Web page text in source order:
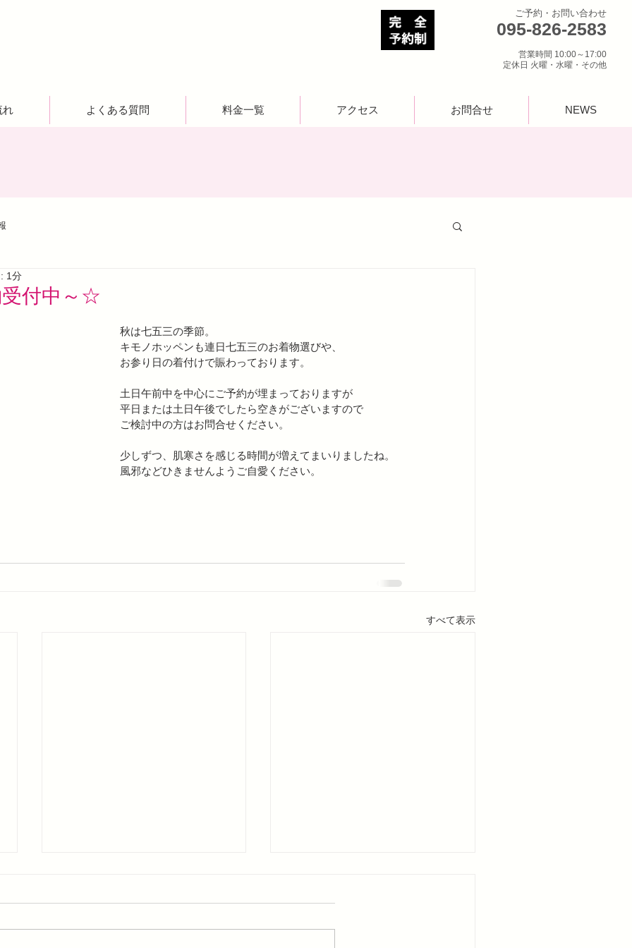
ご予約・お問い合わせ
095-826-2583
営業時間 10:00～17:00
定休日 火曜・水曜・その他
れ よくある質問 料金一覧 アクセス お問合せ NEWS
付中～☆
1分
秋は七五三の季節。
キモノホッペンも連日七五三のお着物選びや、
お参り日の着付けで賑わっております。
土日午前中を中心にご予約が埋まっておりますが
平日または土日午後でしたら空きがございますので
ご検討中の方はお問合せください。
少しずつ、肌寒さを感じる時間が増えてまいりましたね。
風邪などひきませんようご自愛ください。
すべて表示